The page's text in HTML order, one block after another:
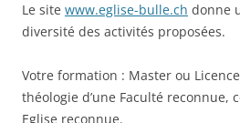
Le site www.eglise-bulle.ch donne
diversité des activités proposées.
Votre formation : Master ou
théologie d’une Faculté reconnue,
Eglise reconnue.